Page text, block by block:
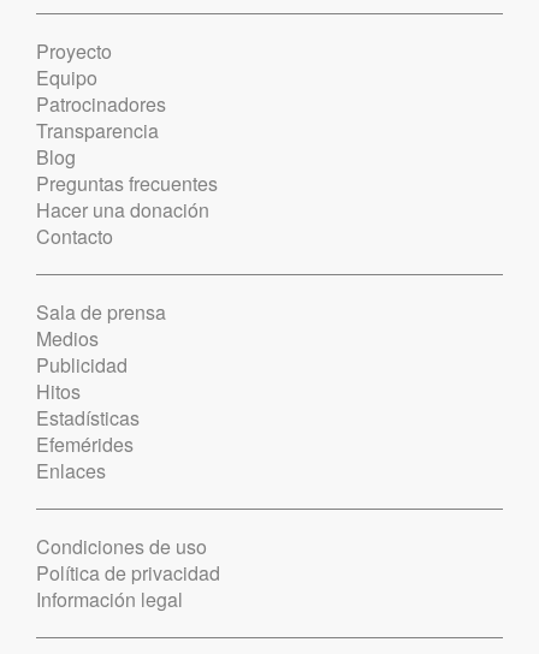
Proyecto
Equipo
Patrocinadores
Transparencia
Blog
Preguntas frecuentes
Hacer una donación
Contacto
Sala de prensa
Medios
Publicidad
Hitos
Estadísticas
Efemérides
Enlaces
Condiciones de uso
Política de privacidad
Información legal